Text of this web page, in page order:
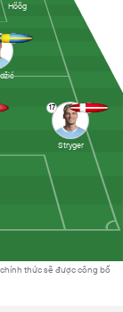
17
Stryger
Höög
thức sẽ được công bố